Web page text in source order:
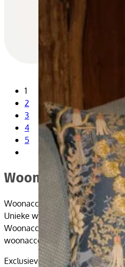
1
2
3
4
5
Woonaccessoires
Woonaccessoires voor een
Unieke woonaccessoires voor
Woonaccessoires maken van
woonaccessoires en luxe
Exclusieve woondecoratie met